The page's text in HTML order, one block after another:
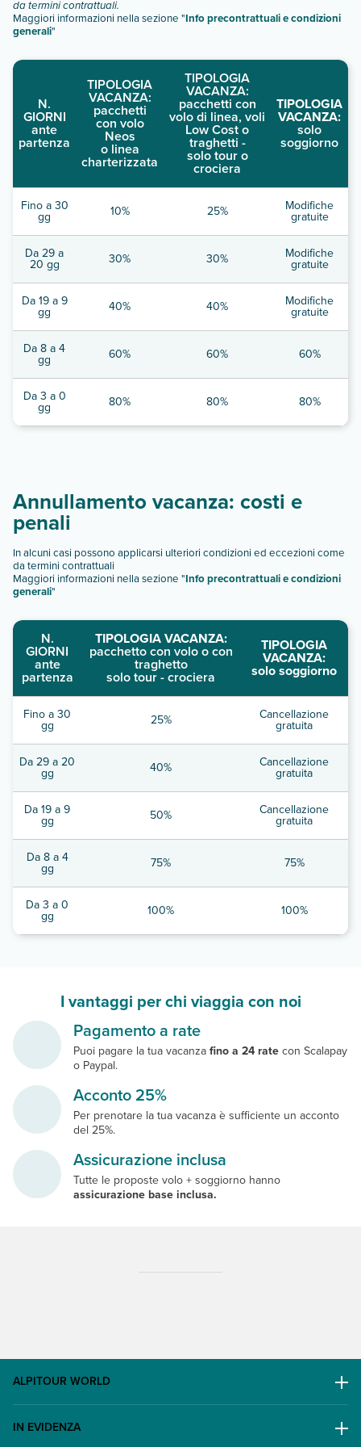
da termini contrattuali.
Maggiori informazioni nella sezione "Info precontrattuali e condizioni
generali"
N.
GIORNI
ante
partenza
TIPOLOGIA
VACANZA:
pacchetti
con volo
Neos
o linea
charterizzata
TIPOLOGIA
VACANZA:
pacchetti con
volo di linea, voli
Low Cost o
traghetti -
solo tour o
crociera
TIPOLOGIA
VACANZA:
solo
soggiorno
Fino a 30
gg 10% 25% Modifiche
gratuite
Da 29 a
20 gg 30% 30% Modifiche
gratuite
Da 19 a 9
gg 40% 40% Modifiche
gratuite
Da 8 a 4
gg 60% 60% 60%
Da 3 a 0
gg 80% 80% 80%
Annullamento vacanza: costi e
penali
In alcuni casi possono applicarsi ulteriori condizioni ed eccezioni come
da termini contrattuali
Maggiori informazioni nella sezione "Info precontrattuali e condizioni
generali"
N.
GIORNI
ante
partenza
TIPOLOGIA VACANZA:
pacchetto con volo o con
traghetto
solo tour - crociera
TIPOLOGIA
VACANZA:
solo soggiorno
Fino a 30
gg 25% Cancellazione
gratuita
Da 29 a 20
gg 40% Cancellazione
gratuita
Da 19 a 9
gg 50% Cancellazione
gratuita
Da 8 a 4
gg 75% 75%
Da 3 a 0
gg 100% 100%
I vantaggi per chi viaggia con noi
Pagamento a rate
Puoi pagare la tua vacanzafino a 24 ratecon Scalapay
o Paypal.
Acconto 25%
Per prenotare la tua vacanza è sufficiente un acconto
del 25%.
Assicurazione inclusa
Tutte le proposte volo + soggiorno hanno
assicurazione base inclusa.
ALPITOUR WORLD
AWARD
IN EVIDENZA